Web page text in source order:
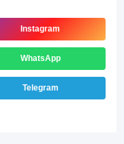
Instagram
WhatsApp
Telegram